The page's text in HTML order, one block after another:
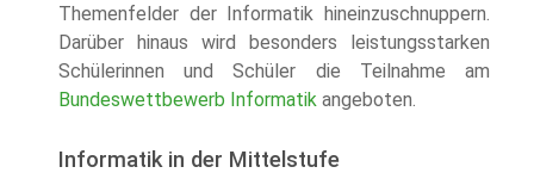
Themenfelder der Informatik hineinzuschnuppern.
Darüber hinaus wird besonders leistungsstarken
Schülerinnen und Schüler die Teilnahme am
Bundeswettbewerb Informatik angeboten.
Informatik in der Mittelstufe